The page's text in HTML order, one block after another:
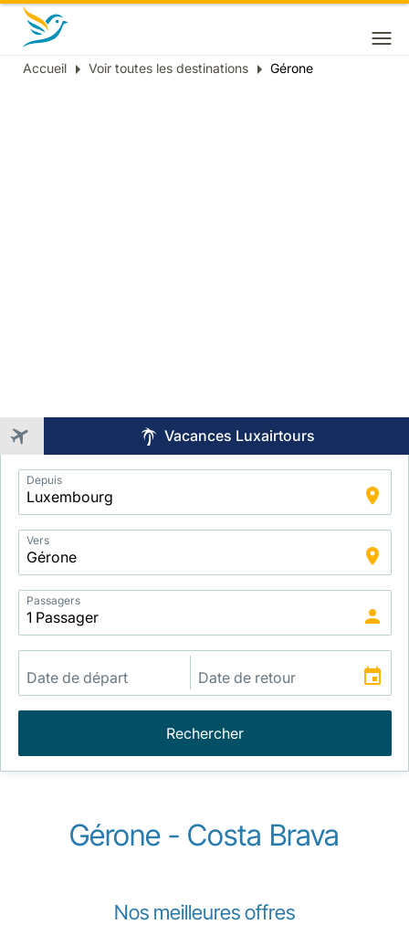
Fil
Accueil Voir toutes les destinations Gérone
Vacances Luxairtours
Application
Intelligent
Package
Search
Depuis
Vers
Passagers
Rechercher
Gérone - Costa Brava
Nos meilleures offres